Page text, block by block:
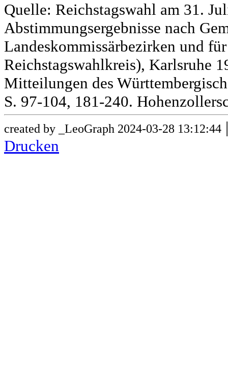
Quelle: Reichstagswahl am 31.
Abstimmungsergebnisse nach
Landeskommissärbezirken und
Reichstagswahlkreis), Karlsruhe
Mitteilungen des
S. 97-104, 181-240.
created by _LeoGraph 2024-03-28 13:12:44
Drucken